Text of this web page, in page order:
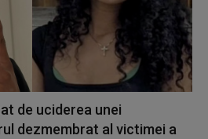
de uciderea unei
dezmembrat al victimei a